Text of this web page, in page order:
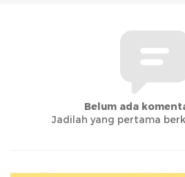
Belum ada
Jadilah yang pertama